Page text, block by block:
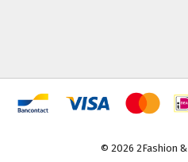
© 2026 2Fashion &